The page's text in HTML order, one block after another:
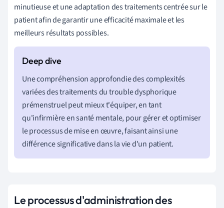
minutieuse et une adaptation des traitements centrée sur le
patient afin de garantir une efficacité maximale et les
meilleurs résultats possibles.
Une compréhension approfondie des complexités
variées des traitements du trouble dysphorique
prémenstruel peut mieux t'équiper, en tant
qu'infirmière en santé mentale, pour gérer et optimiser
le processus de mise en œuvre, faisant ainsi une
différence significative dans la vie d'un patient.
Le processus d'administration des